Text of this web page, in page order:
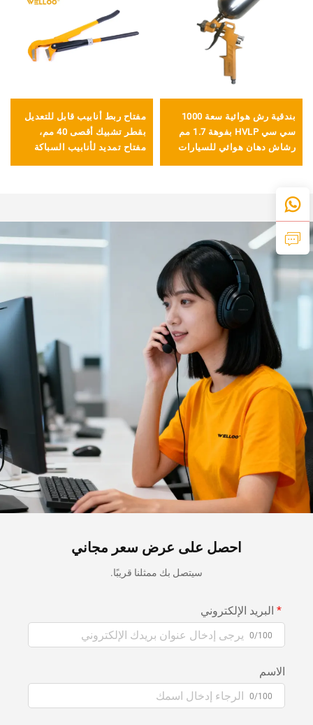
بندقية رش هوائية سعة 1000
سي سي HVLP بفوهة 1.7 مم
رشاش دهان هوائي للسيارات
مفتاح ربط أنابيب قابل للتعديل
بقطر تشبيك أقصى 40 مم،
مفتاح تمديد لأنابيب السباكة
احصل على عرض سعر مجاني
سيتصل بك ممثلنا قريبًا.
البريد الإلكتروني
0/100
الاسم
0/100